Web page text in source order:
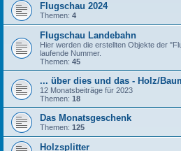
Flugschau 2024
Themen: 4
Flugschau Landebahn
Hier werden die erstellten Objekte der
laufende Nummer.
Themen: 45
... über dies und das - Holz/
12 Monatsbeiträge für 2023
Themen: 18
Das Monatsgeschenk
Themen: 125
Holzsplitter